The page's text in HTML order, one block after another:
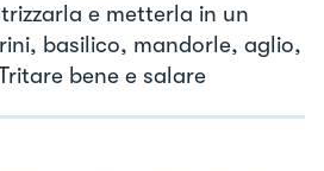
e metterla in un
basilico, mandorle, aglio,
bene e salare